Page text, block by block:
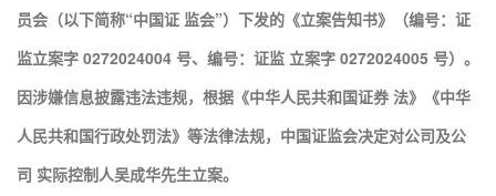
员会（以下简称“中国证 监会”）下发的《立案告知书》（编号：证
监立案字 0272024004 号、编号：证监 立案字 0272024005 号）。
因涉嫌信息披露违法违规，根据《中华人民共和国证券 法》《中华
人民共和国行政处罚法》等法律法规，中国证监会决定对公司及公
司 实际控制人吴成华先生立案。